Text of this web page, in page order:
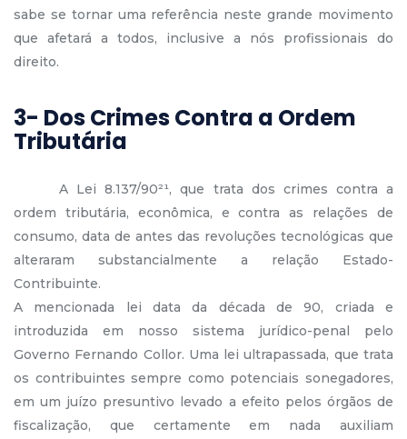
sabe se tornar uma referência neste grande movimento
que afetará a todos, inclusive a nós profissionais do
direito.
3- Dos Crimes Contra a Ordem
Tributária
A Lei 8.137/90²¹, que trata dos crimes contra a
ordem tributária, econômica, e contra as relações de
consumo, data de antes das revoluções tecnológicas que
alteraram substancialmente a relação Estado-
Contribuinte.
A mencionada lei data da década de 90, criada e
introduzida em nosso sistema jurídico-penal pelo
Governo Fernando Collor. Uma lei ultrapassada, que trata
os contribuintes sempre como potenciais sonegadores,
em um juízo presuntivo levado a efeito pelos órgãos de
fiscalização, que certamente em nada auxiliam